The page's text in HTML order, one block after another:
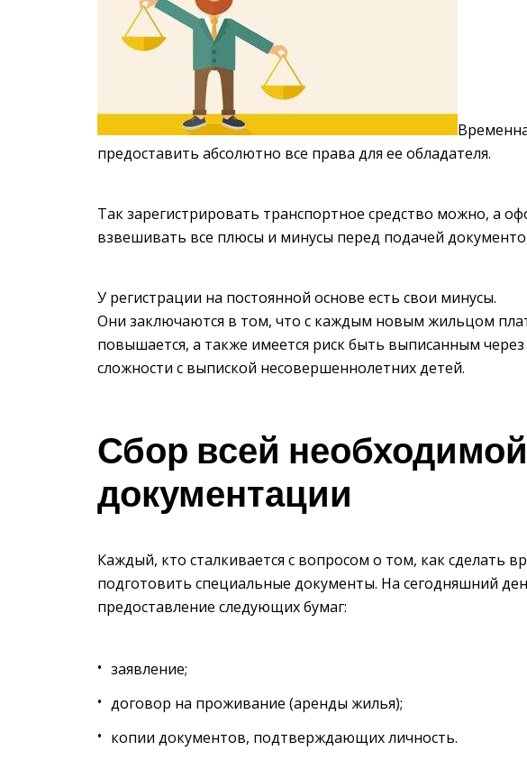
предоставить абсолютно все права для ее обладателя.
Так зарегистрировать транспортное средство можно, а
взвешивать все плюсы и минусы перед подачей
У регистрации на постоянной основе есть свои минусы.
Они заключаются в том, что с каждым новым жильцом
повышается, а также имеется риск быть выписанным
сложности с выпиской несовершеннолетних детей.
Сбор всей необходимой
документации
Каждый, кто сталкивается с вопросом о том, как сделать
подготовить специальные документы. На сегодняшний
предоставление следующих бумаг:
заявление;
договор на проживание (аренды жилья);
копии документов, подтверждающих личность.